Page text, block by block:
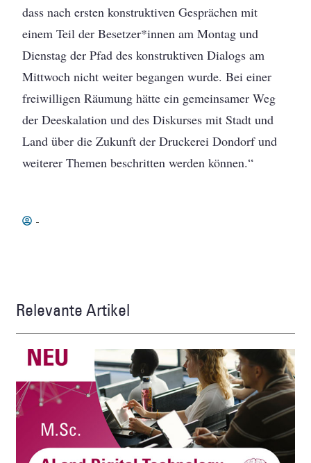
dass nach ersten konstruktiven Gesprächen mit
einem Teil der Besetzer*innen am Montag und
Dienstag der Pfad des konstruktiven Dialogs am
Mittwoch nicht weiter begangen wurde. Bei einer
freiwilligen Räumung hätte ein gemeinsamer Weg
der Deeskalation und des Diskurses mit Stadt und
Land über die Zukunft der Druckerei Dondorf und
weiterer Themen beschritten werden können.“
-
Relevante Artikel